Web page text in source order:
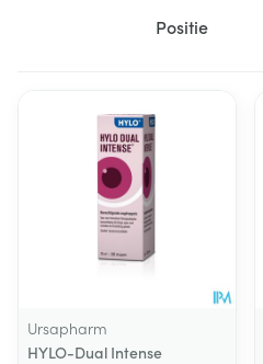
Sorteer op:
Ursapharm
HYLO-Dual Intense